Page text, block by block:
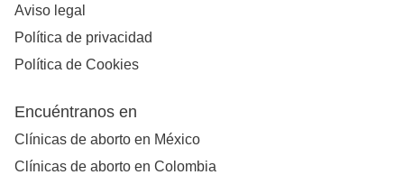
Aviso legal
Política de privacidad
Política de Cookies
Encuéntranos en
Clínicas de aborto en México
Clínicas de aborto en Colombia